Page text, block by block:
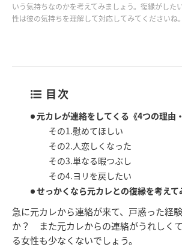
いう気持ちなのかを考えてみましょう。復縁がした
性は彼の気持ちを理解して対応してみてくださいね。
目次
元カレが連絡をしてくる《4つの理由
その1.慰めてほしい
その2.人恋しくなった
その3.単なる暇つぶし
その4.ヨリを戻したい
せっかくなら元カレとの復縁を考えて
急に元カレから連絡が来て、戸惑った経
か？ また元カレからの連絡がうれしく
る女性も少なくないでしょう。